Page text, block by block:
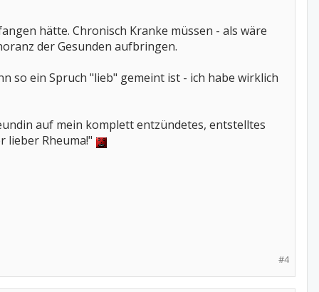
hätte. Chronisch Kranke müssen - als wäre
der Gesunden aufbringen.
so ein Spruch "lieb" gemeint ist - ich habe wirklich
auf mein komplett entzündetes, entstelltes
lieber Rheuma!"
#4